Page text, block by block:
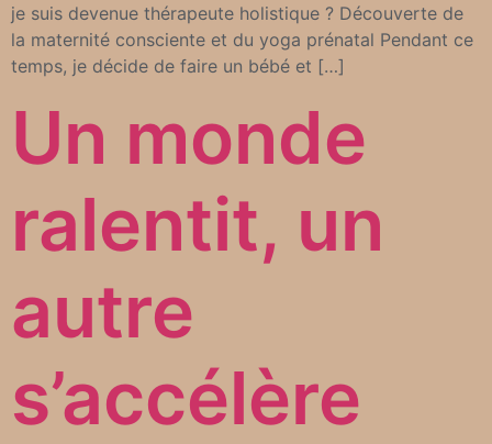
je suis devenue thérapeute holistique ? Découverte de
la maternité consciente et du yoga prénatal Pendant ce
temps, je décide de faire un bébé et […]
Un monde
ralentit, un
autre
s’accélère